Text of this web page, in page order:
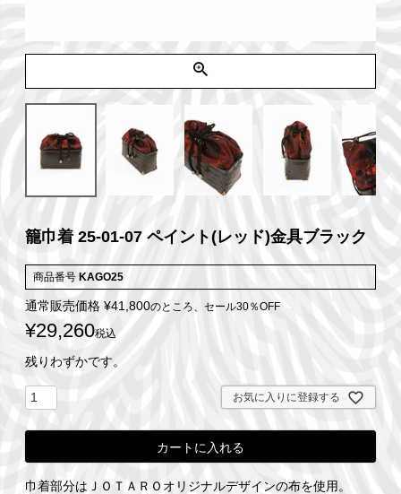
籠巾着 25-01-07 ペイント(レッド)金具ブラック
商品番号 KAGO25
通常販売価格 ¥41,800のところ、セール30％OFF
¥29,260税込
残りわずかです。
お気に入りに登録する
カートに入れる
巾着部分はＪＯＴＡＲＯオリジナルデザインの布を使用。